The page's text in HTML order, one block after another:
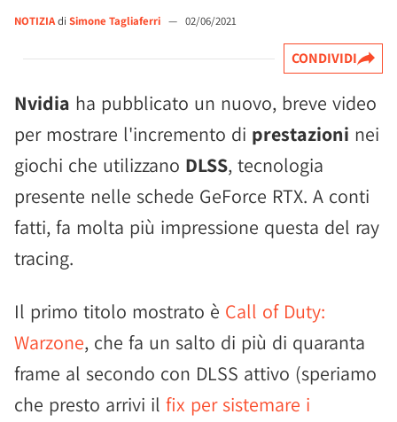
NOTIZIAdi Simone Tagliaferri — 02/06/2021
CONDIVIDI
Nvidia ha pubblicato un nuovo, breve video
per mostrare l'incremento di prestazioni nei
giochi che utilizzano DLSS, tecnologia
presente nelle schede GeForce RTX. A conti
fatti, fa molta più impressione questa del ray
tracing.
Il primo titolo mostrato è Call of Duty:
Warzone, che fa un salto di più di quaranta
frame al secondo con DLSS attivo (speriamo
che presto arrivi il fix per sistemare i